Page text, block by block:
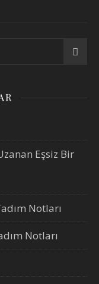
Eşsiz Bir
Notları
Notları